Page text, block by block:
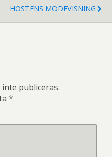
HÖSTENS MODEVISNING
publiceras.
*